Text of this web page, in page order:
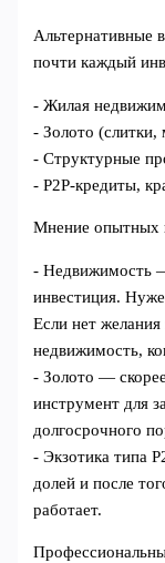
Альтернативные
почти каждый
- Жилая
- Золото
- Структурные
- P2P‑кредиты,
Мнение опытных
- Недвижимость
инвестиция.
Если нет
недвижимость,
- Золото —
инструмент для
долгосрочного
- Экзотика типа
долей и после
работает.